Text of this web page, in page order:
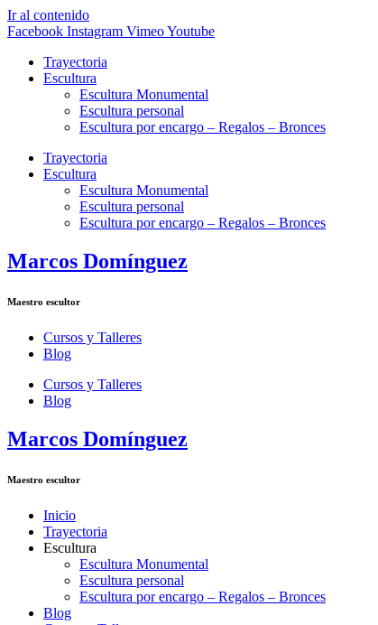
Ir al contenido
Facebook Instagram VimeoYoutube
Trayectoria
Escultura
Escultura Monumental
Escultura personal
Escultura por encargo – Regalos – Bronces
Trayectoria
Escultura
Escultura Monumental
Escultura personal
Escultura por encargo – Regalos – Bronces
Marcos Domínguez
Maestro escultor
Cursos y Talleres
Blog
Cursos y Talleres
Blog
Marcos Domínguez
Maestro escultor
Inicio
Trayectoria
Escultura
Escultura Monumental
Escultura personal
Escultura por encargo – Regalos – Bronces
Blog